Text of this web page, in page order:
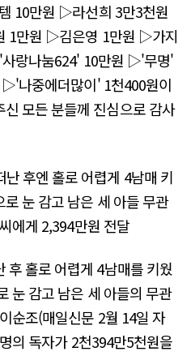
10만원 ▷라선희 3만3천원
1만원 ▷김은영 1만원 ▷가지
랑나눔624' 10만원 ▷'무명'
나중에더많이' 1천400원이
모든 분들께 진심으로 감사
후엔 홀로 어렵게 4남매 키
눈 감고 남은 세 아들 무관
에게 2,394만원 전달
후 홀로 어렵게 4남매를 키웠
눈 감고 남은 세 아들의 무관
순조(매일신문 2월 14일 자
의 독자가 2천394만5천원을